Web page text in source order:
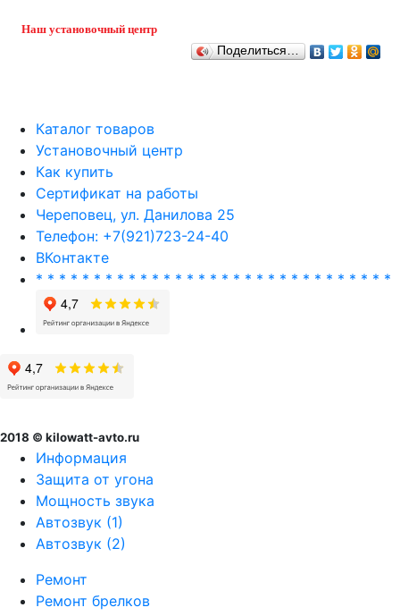
Наш установочный центр
Поделиться…
Каталог товаров
Установочный центр
Как купить
Сертификат на работы
Череповец, ул. Данилова 25
Телефон: +7(921)723-24-40
ВКонтакте
* * * * * * * * * * * * * * * * * * * * * * * * * * * * * * *
2018 © kilowatt-avto.ru
Информация
Защита от угона
Мощность звука
Автозвук (1)
Автозвук (2)
Ремонт
Ремонт брелков